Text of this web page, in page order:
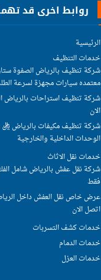
روابط اخرى قد
الرئيسية
خدمات التنظيف
شركة تنظيف بالرياض الصفوة
معتمده سيارات مجهزة لسرعة
شركة تنظيف استراحات بالرياض
الان
شركة تنظيف مكيفات بالرياض
الوحدات الداخلية والخارجية
خدمات نقل الاثاث
شركة نقل عفش بالرياض شامل الفك
فقط
عرض خاص نقل العفش داخل
اتصل الان
خدمات كشف التسربات
خدمات الدمام
خدمات العزل